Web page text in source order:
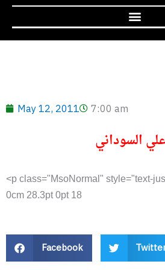
May 12, 2011 7:00 am
السوداني
<p class="MsoNormal" style="text-
0cm 28.3pt 0pt 18
Facebook